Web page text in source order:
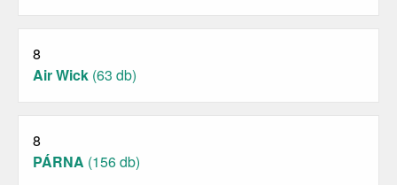
8
Air Wick (63 db)
8
PÁRNA (156 db)